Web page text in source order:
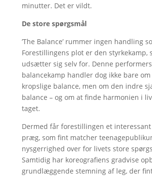
minutter. Det er vildt.
De store spørgsmål
’The Balance’ rummer ingen handling
Forestillingens plot er den styrkekamp,
udsætter sig selv for. Denne performers
balancekamp handler dog ikke bare
kropslige balance, men om den indre
balance – og om at finde harmonien i
taget.
Dermed får forestillingen et
præg, som fint matcher
nysgerrighed over for livets store
Samtidig har koreografiens gradvise
grundlæggende stemning af leg, der